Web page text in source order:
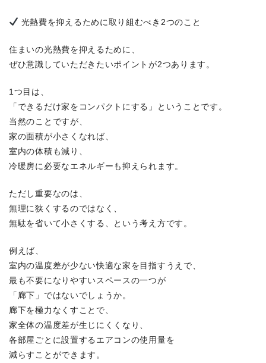
光熱費を抑えるために取り組むべき2つのこと
住まいの光熱費を抑えるために、
ぜひ意識していただきたいポイントが2つあります。
1つ目は、
「できるだけ家をコンパクトにする」ということです。
当然のことですが、
家の面積が小さくなれば、
室内の体積も減り、
冷暖房に必要なエネルギーも抑えられます。
ただし重要なのは、
無理に狭くするのではなく、
無駄を省いて小さくする、という考え方です。
例えば、
室内の温度差が少ない快適な家を目指すうえで、
最も不要になりやすいスペースの一つが
「廊下」ではないでしょうか。
廊下を極力なくすことで、
家全体の温度差が生じにくくなり、
各部屋ごとに設置するエアコンの使用量を
減らすことができます。